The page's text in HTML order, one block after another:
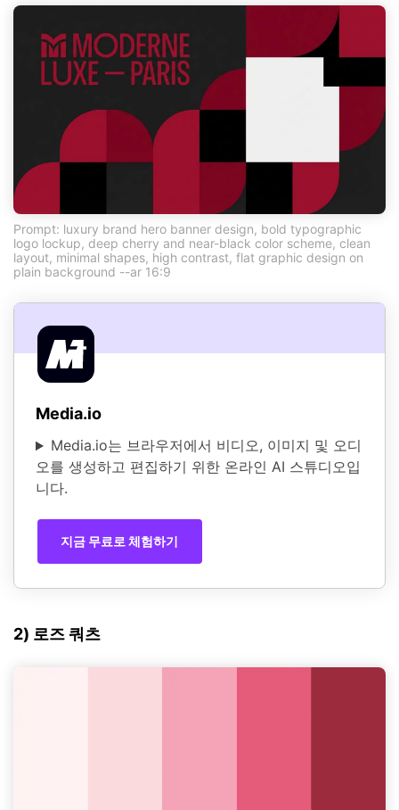
Prompt: luxury brand hero banner design, bold typographic
logo lockup, deep cherry and near-black color scheme, clean
layout, minimal shapes, high contrast, flat graphic design on
plain background --ar 16:9
Media.io
Media.io는 브라우저에서 비디오, 이미지 및 오디
오를 생성하고 편집하기 위한 온라인 AI 스튜디오입
니다.
지금 무료로 체험하기
2) 로즈 쿼츠